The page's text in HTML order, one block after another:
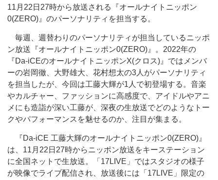
11月22日27時から放送される『オールナイトニッポン
0(ZERO)』のパーソナリティを担当する。
毎週、週替わりのパーソナリティが担当しているニッポ
ン放送『オールナイトニッポン0(ZERO)』。2022年の
『Da-iCEのオールナイトニッポンX(クロス)』ではメンバ
ーの岩岡徹、大野雄大、花村想太の3人がパーソナリティ
を担当したが、今回は工藤大輝が1人で初登場する。音楽
やカルチャー、ファッションに高感度で、アイドルやアニ
メにも造詣が深い工藤が、深夜の生放送でどのようなトー
クやパフォーマンスを魅せるのか、注目が集まる。
『Da-iCE 工藤大輝のオールナイトニッポン0(ZERO)』
は、11月22日27時からニッポン放送をキーステーション
に全国ネットで生放送。「17LIVE」ではスタジオの様子
が映像でライブ配信され、放送後には「17LIVE」限定の